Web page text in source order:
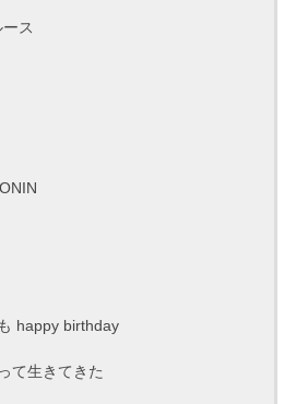
ス
happy birthday
て生きてきた